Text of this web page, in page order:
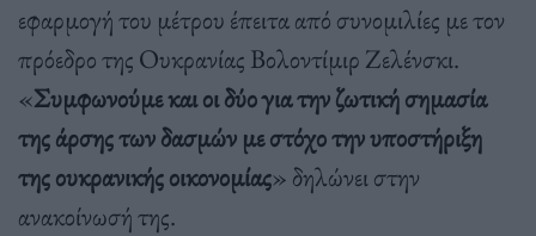
εφαρμογή του μέτρου έπειτα από συνομιλίες με τον
πρόεδρο της Ουκρανίας Βολοντίμιρ Ζελένσκι.
«Συμφωνούμε και οι δύο για την ζωτική σημασία
της άρσης των δασμών με στόχο την υποστήριξη
της ουκρανικής οικονομίας» δηλώνει στην
ανακοίνωσή της.